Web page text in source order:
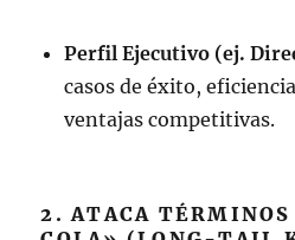
Perfil Ejecutivo (ej.
casos de éxito,
ventajas competitivas.
2. ATACA TÉRMINOS